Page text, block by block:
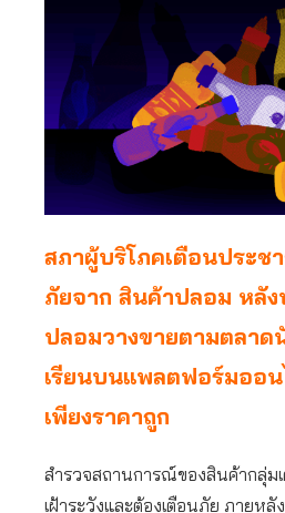
สภาผู้บริโภคเตือนประช
ภัยจาก สินค้าปลอม หลั
ปลอมวางขายตามตลาด
เรียนบนแพลตฟอร์มออน
เพียงราคาถูก
สำรวจสถานการณ์ของสินค้ากลุ่ม
เฝ้าระวังและต้องเตือนภัย ภายหลั